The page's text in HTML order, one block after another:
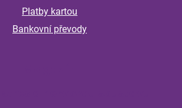
Platby kartou
Bankovní převody